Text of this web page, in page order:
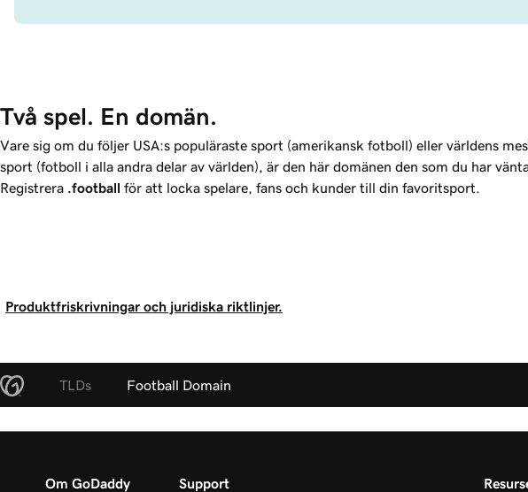
Två spel. En domän.
Vare sig om du följer USA:s populäraste sport (amerikansk fotboll) eller världens
sport (fotboll i alla andra delar av världen), är den här domänen den som du har
Registrera .football för att locka spelare, fans och kunder till din favoritsport.
Produktfriskrivningar och juridiska riktlinjer.
TLDs Football Domain
Om GoDaddy Support